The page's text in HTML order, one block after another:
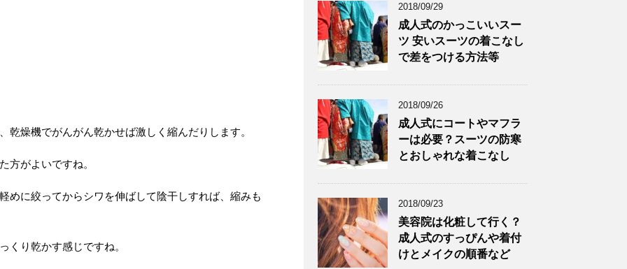
乾燥機でがんがん乾かせば激しく縮んだりします。
方がよいですね。
めに絞ってからシワを伸ばして陰干しすれば、縮みも
くり乾かす感じですね。
2018/09/29
成人式のかっこいいスー
ツ 安いスーツの着こなし
で差をつける方法等
2018/09/26
成人式にコートやマフラ
ーは必要？スーツの防寒
とおしゃれな着こなし
2018/09/23
美容院は化粧して行く？
成人式のすっぴんや着付
けとメイクの順番など